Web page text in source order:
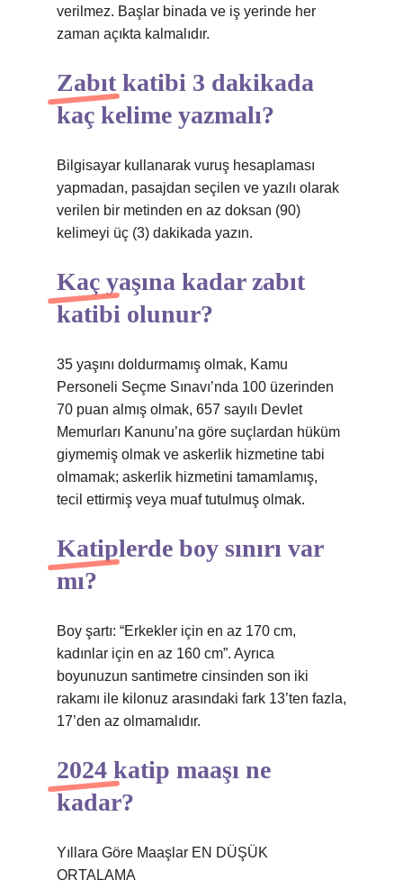
verilmez. Başlar binada ve iş yerinde her
zaman açıkta kalmalıdır.
Zabıt katibi 3 dakikada
kaç kelime yazmalı?
Bilgisayar kullanarak vuruş hesaplaması
yapmadan, pasajdan seçilen ve yazılı olarak
verilen bir metinden en az doksan (90)
kelimeyi üç (3) dakikada yazın.
Kaç yaşına kadar zabıt
katibi olunur?
35 yaşını doldurmamış olmak, Kamu
Personeli Seçme Sınavı’nda 100 üzerinden
70 puan almış olmak, 657 sayılı Devlet
Memurları Kanunu’na göre suçlardan hüküm
giymemiş olmak ve askerlik hizmetine tabi
olmamak; askerlik hizmetini tamamlamış,
tecil ettirmiş veya muaf tutulmuş olmak.
Katiplerde boy sınırı var
mı?
Boy şartı: “Erkekler için en az 170 cm,
kadınlar için en az 160 cm”. Ayrıca
boyunuzun santimetre cinsinden son iki
rakamı ile kilonuz arasındaki fark 13’ten fazla,
17’den az olmamalıdır.
2024 katip maaşı ne
kadar?
Yıllara Göre Maaşlar EN DÜŞÜK
ORTALAMA